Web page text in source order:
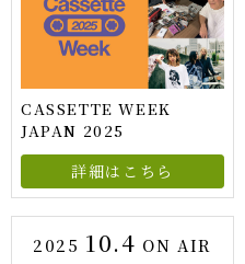
CASSETTE WEEK
JAPAN 2025
詳細はこちら
2025 10.4 ON AIR